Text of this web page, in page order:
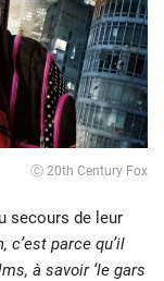
Ⓒ 20th Century Fox
secours de leur
c’est parce qu’il
à savoir ‘le gars